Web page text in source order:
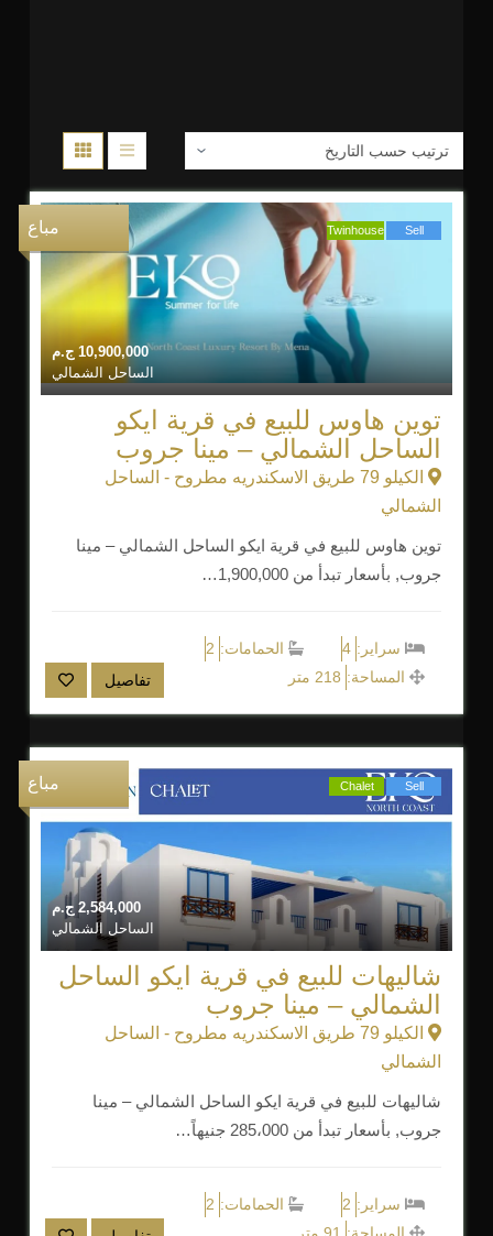
مباع
10,900,000 ج.م
الساحل الشمالي
Sell
Twinhouse
توين هاوس للبيع في قرية ايكو
الساحل الشمالي – مينا جروب
الكيلو 79 طريق الاسكندريه مطروح - الساحل
الشمالي
توين هاوس للبيع في قرية ايكو الساحل الشمالي – مينا
جروب, بأسعار تبدأ من 1,900,000…
سراير: 4 الحمامات: 2
المساحة: 218 متر تفاصيل
مباع
2,584,000 ج.م
الساحل الشمالي
Sell
Chalet
شاليهات للبيع في قرية ايكو الساحل
الشمالي – مينا جروب
الكيلو 79 طريق الاسكندريه مطروح - الساحل
الشمالي
شاليهات للبيع في قرية ايكو الساحل الشمالي – مينا
جروب, بأسعار تبدأ من 285،000 جنيهاً…
سراير: 2 الحمامات: 2